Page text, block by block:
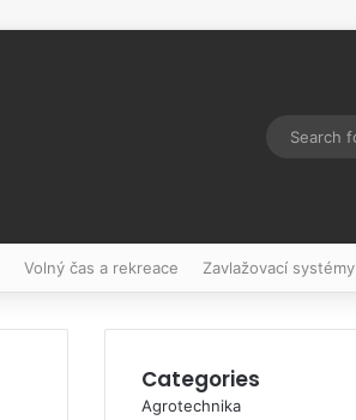
Switch skin
Volný čas a rekreace Zavlažovací systémy
Categories
Agrotechnika